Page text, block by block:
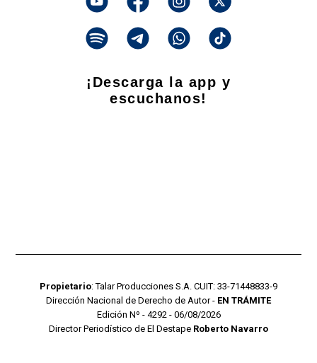
¡Descarga la app y
escuchanos!
Propietario: Talar Producciones S.A. CUIT: 33-71448833-9
Dirección Nacional de Derecho de Autor - EN TRÁMITE
Edición Nº - 4292 - 06/08/2026
Director Periodístico de El Destape Roberto Navarro